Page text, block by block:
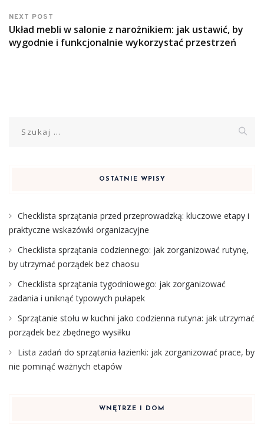
NEXT POST
Układ mebli w salonie z narożnikiem: jak ustawić, by
wygodnie i funkcjonalnie wykorzystać przestrzeń
OSTATNIE WPISY
Checklista sprzątania przed przeprowadzką: kluczowe etapy i
praktyczne wskazówki organizacyjne
Checklista sprzątania codziennego: jak zorganizować rutynę,
by utrzymać porządek bez chaosu
Checklista sprzątania tygodniowego: jak zorganizować
zadania i uniknąć typowych pułapek
Sprzątanie stołu w kuchni jako codzienna rutyna: jak utrzymać
porządek bez zbędnego wysiłku
Lista zadań do sprzątania łazienki: jak zorganizować prace, by
nie pominąć ważnych etapów
WNĘTRZE I DOM